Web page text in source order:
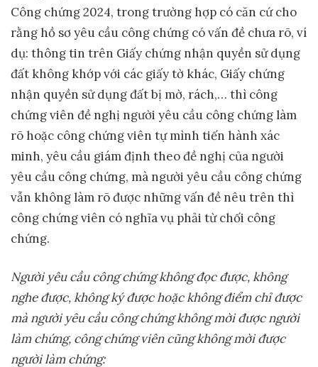
Công chứng 2024, trong trường hợp có căn cứ cho
rằng hồ sơ yêu cầu công chứng có vấn đề chưa rõ, ví
dụ: thông tin trên Giấy chứng nhận quyền sử dụng
đất không khớp với các giấy tờ khác, Giấy chứng
nhận quyền sử dụng đất bị mờ, rách,… thì công
chứng viên đề nghị người yêu cầu công chứng làm
rõ hoặc công chứng viên tự mình tiến hành xác
minh, yêu cầu giám định theo đề nghị của người
yêu cầu công chứng, mà người yêu cầu công chứng
vẫn không làm rõ được những vấn đề nêu trên thì
công chứng viên có nghĩa vụ phải từ chối công
chứng.
Người yêu cầu công chứng không đọc được, không
nghe được, không ký được hoặc không điểm chỉ được
mà người yêu cầu công chứng không mời được người
làm chứng, công chứng viên cũng không mời được
người làm chứng: